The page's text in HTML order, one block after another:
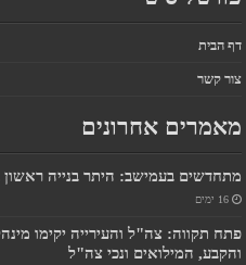
דף הבית
צור קשר
מאמרים אחרונים
מתחדשים בעמישב: היתר בנייה
16 ימים
פתח תקווה: צה"ל והעירייה יקימו
והקבע, המילואים ונכי צה"ל